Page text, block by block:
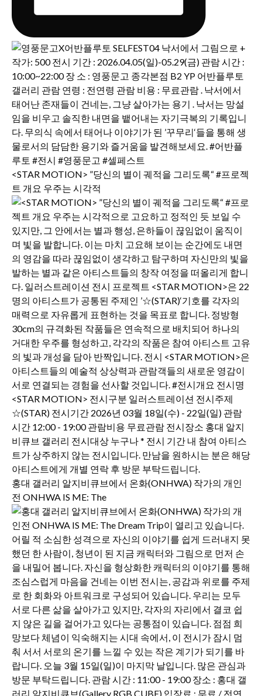
<STAR MOTION> ”당신의 별이 궤적을 그리도록“ #프로젝
트 개요 우주는 시각적
홍대 갤러리 알지비큐브에서 온화(ONHWA) 작가의 개인
전 ONHWA IS ME: The